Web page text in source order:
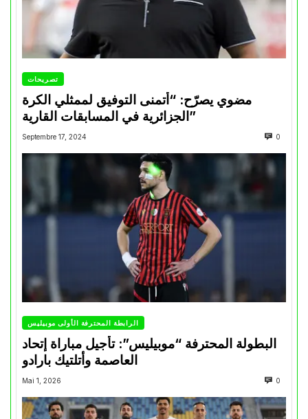
تصريحات
مضوي يصرّح: “أتمنى التوفيق لممثلي الكرة
الجزائرية في المسابقات القارية”
Septembre 17, 2024 0
الرابطة المحترفة الأولى موبيليس
البطولة المحترفة “موبيليس”: تأجيل مباراة إتحاد
العاصمة وأتلتيك بارادو
Mai 1, 2026 0